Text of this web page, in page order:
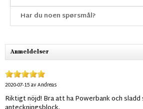
Har du noen spørsmål?
Anmeldelser
2020-07-15avAndreas
Riktigt nöjd! Bra att ha Powerbank och sladd